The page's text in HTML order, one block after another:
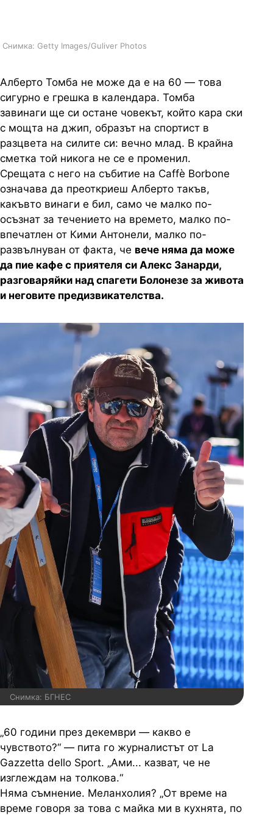
Снимка: Getty Images/Guliver Photos
Алберто Томба не може да е на 60 — това
сигурно е грешка в календара. Томба
завинаги ще си остане човекът, който кара ски
с мощта на джип, образът на спортист в
разцвета на силите си: вечно млад. В крайна
сметка той никога не се е променил.
Срещата с него на събитие на Caffè Borbone
означава да преоткриеш Алберто такъв,
какъвто винаги е бил, само че малко по-
осъзнат за течението на времето, малко по-
впечатлен от Кими Антонели, малко по-
развълнуван от факта, че вече няма да може
да пие кафе с приятеля си Алекс Занарди,
разговаряйки над спагети Болонезе за живота
и неговите предизвикателства.
Снимка: БГНЕС
„60 години през декември — какво е
чувството?“ — пита го журналистът от La
Gazzetta dello Sport. „Ами... казват, че не
изглеждам на толкова.“
Няма съмнение. Меланхолия? „От време на
време говоря за това с майка ми в кухнята, по